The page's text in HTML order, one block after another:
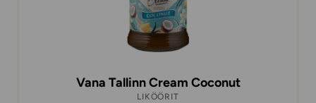
Vana Tallinn Cream Coconut
LIKÖÖRIT